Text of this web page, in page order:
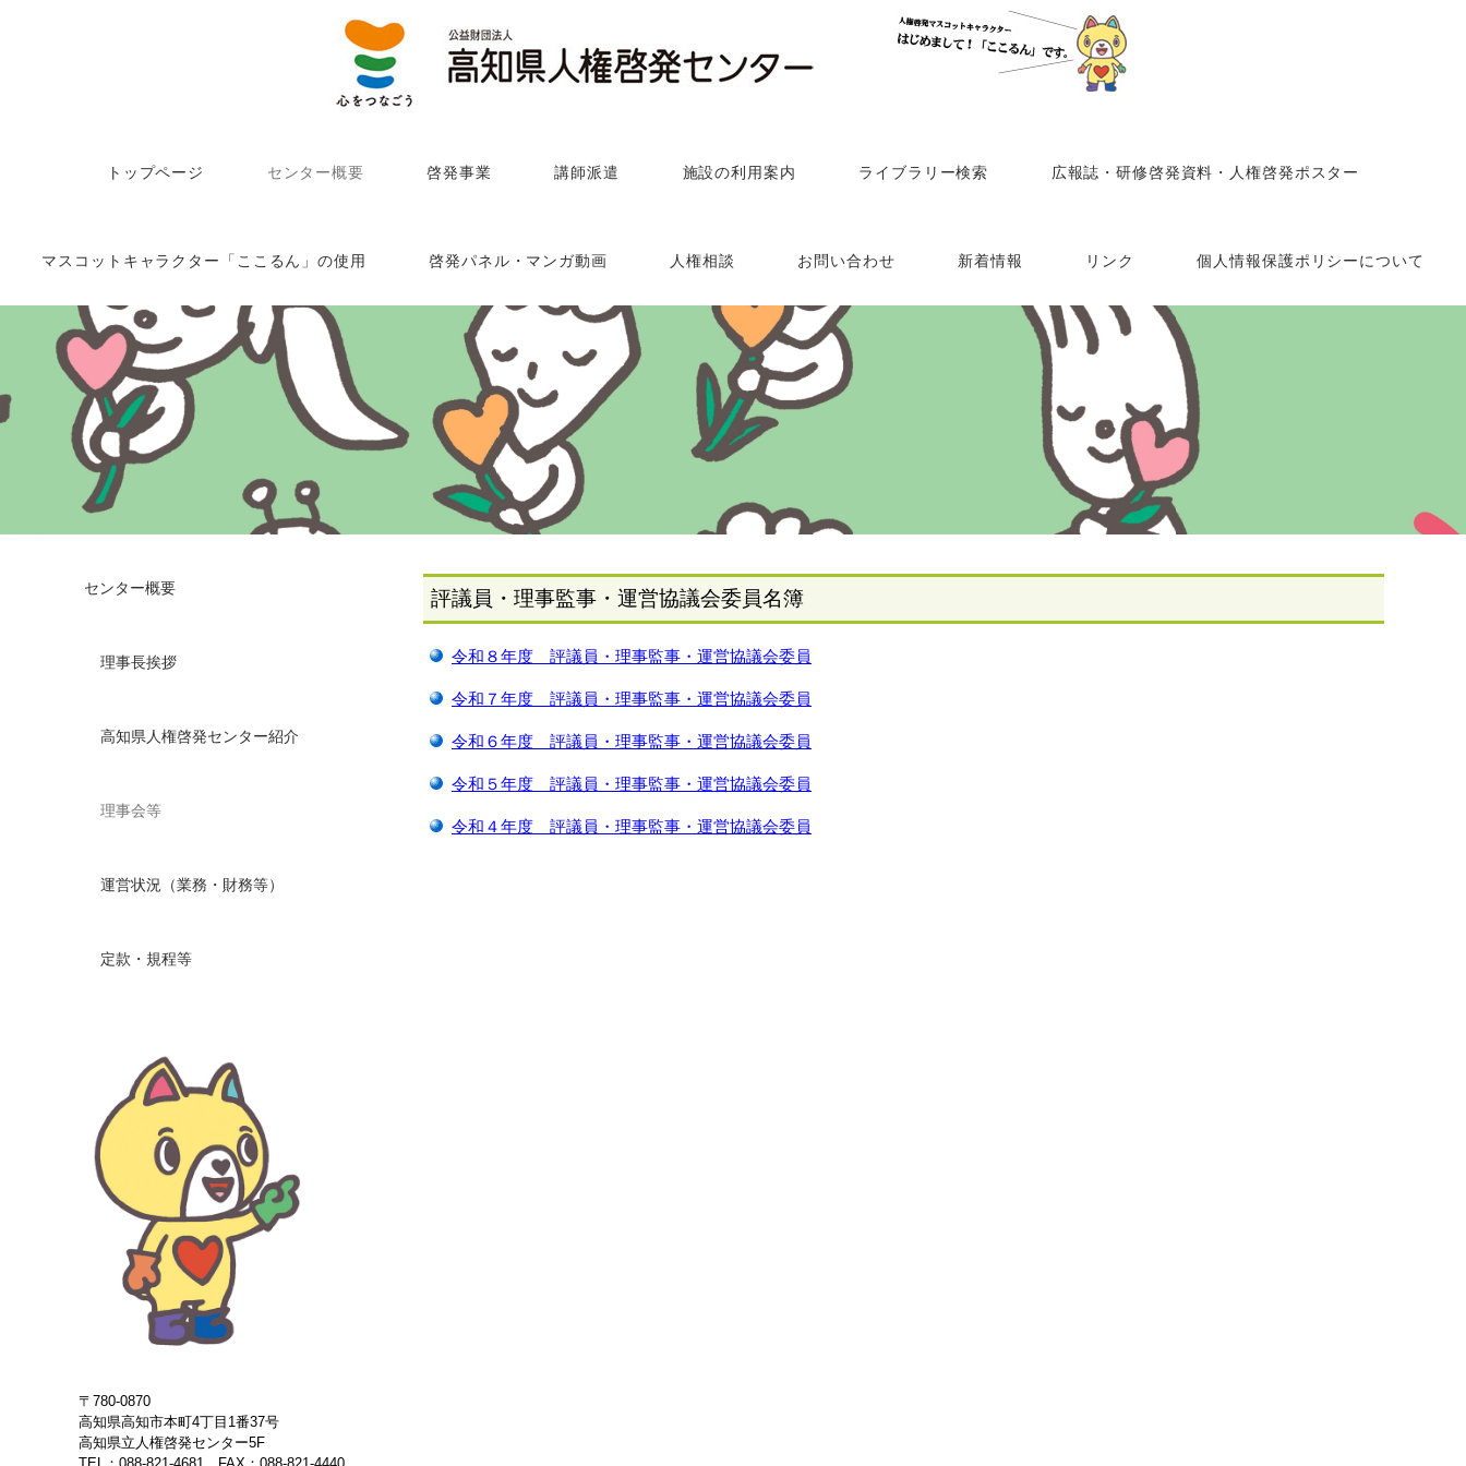
トップページ センター概要 啓発事業 講師派遣 施設の利用案内 ライブラリー検索 広報誌・研修啓発資料・人権啓発ポスター
マスコットキャラクター「ここるん」の使用 啓発パネル・マンガ動画 人権相談 お問い合わせ 新着情報 リンク 個人情報保護ポリシーについて
センター概要
理事長挨拶
高知県人権啓発センター紹介
理事会等
運営状況（業務・財務等）
定款・規程等
〒780-0870
高知県高知市本町4丁目1番37号
高知県立人権啓発センター5F
評議員・理事監事・運営協議会委員名簿
令和８年度 評議員・理事監事・運営協議会委員
令和７年度 評議員・理事監事・運営協議会委員
令和６年度 評議員・理事監事・運営協議会委員
令和５年度 評議員・理事監事・運営協議会委員
令和４年度 評議員・理事監事・運営協議会委員